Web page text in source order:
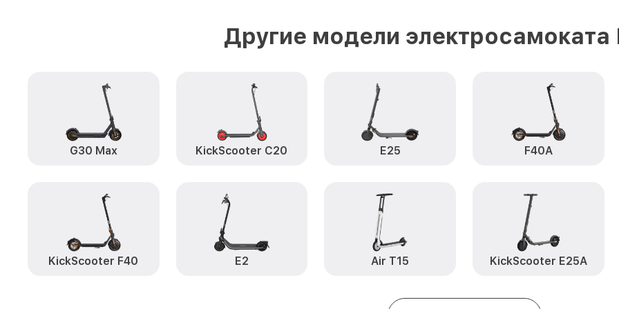
Восстановление после
Segway E22 NineBot
Другие модели электросамоката
G30 Max KickScooter C20 E25 F40A
KickScooter F40 E2 Air T15 KickScooter E25A